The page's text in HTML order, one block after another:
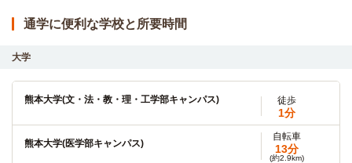
通学に便利な学校と所要時間
大学
熊本大学(文・法・教・理・工学部キャンパス) 徒歩
1分
熊本大学(医学部キャンパス)
自転車
13分
(約2.9km)